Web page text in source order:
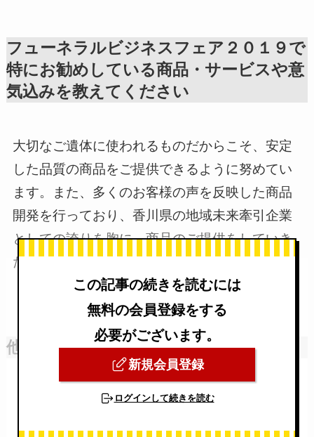
フューネラルビジネスフェア２０１９で
特にお勧めしている商品・サービスや意
気込みを教えてください
大切なご遺体に使われるものだからこそ、安定
した品質の商品をご提供できるように努めてい
ます。また、多くのお客様の声を反映した商品
開発を行っており、香川県の地域未来牽引企業
としての誇りを胸に、商品のご提供をしていき
たいと考えています。
他社との違いや今後の予定
この記事の続きを読むには
無料の会員登録をする
必要がございます。
新規会員登録
ログインして続きを読む